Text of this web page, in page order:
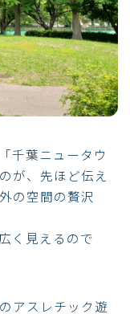
千葉ニュータウ
が、先ほど伝え
の空間の贅沢
く見えるので
アスレチック遊